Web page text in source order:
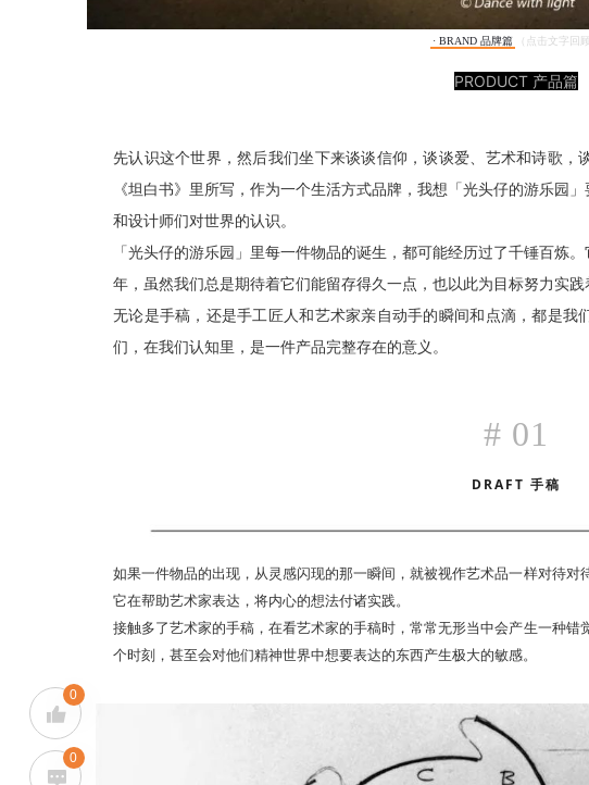
0
0
· BRAND 品牌篇 （点击文字回顾
PRODUCT 产品篇
先认识这个世界，然后我们坐下来谈谈信仰，谈谈爱、艺术和诗歌，
《坦白书》里所写，作为一个生活方式品牌，我想「光头仔的游乐园
和设计师们对世界的认识。
「光头仔的游乐园」里每一件物品的诞生，都可能经历过了千锤百炼
年，虽然我们总是期待着它们能留存得久一点，也以此为目标努力实践
无论是手稿，还是手工匠人和艺术家亲自动手的瞬间和点滴，都是我
们，在我们认知里，是一件产品完整存在的意义。
# 01
DRAFT 手稿
如果一件物品的出现，从灵感闪现的那一瞬间，就被视作艺术品一样对待对
它在帮助艺术家表达，将内心的想法付诸实践。
接触多了艺术家的手稿，在看艺术家的手稿时，常常无形当中会产生一种
个时刻，甚至会对他们精神世界中想要表达的东西产生极大的敏感。